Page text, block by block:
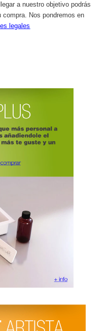
a nuestro objetivo podrás
Nos pondremos en
legales